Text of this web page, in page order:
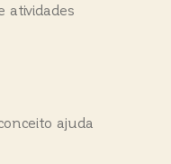
atividades
ajuda